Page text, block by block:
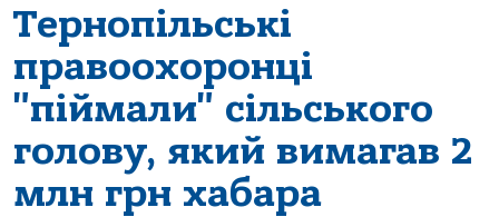
Тернопільські
правоохоронці
"піймали" сільського
голову, який вимагав 2
млн грн хабара